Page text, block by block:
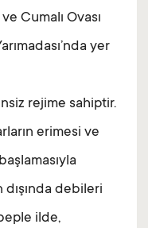
Cumalı Ovası
yer
rejime sahiptir.
erimesi ve
dışında debileri
ilde,